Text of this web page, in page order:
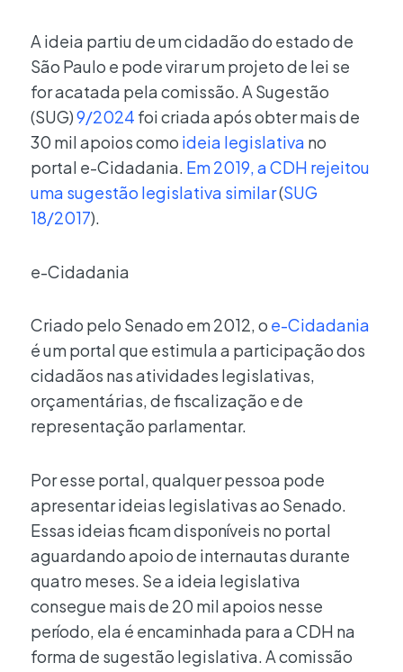
A ideia partiu de um cidadão do estado de
São Paulo e pode virar um projeto de lei se
for acatada pela comissão. A Sugestão
(SUG)9/2024 foi criada após obter mais de
30 mil apoios como ideia legislativa no
portal e-Cidadania. Em 2019, a CDH rejeitou
uma sugestão legislativa similar(SUG
18/2017).
e-Cidadania
Criado pelo Senado em 2012, o e-Cidadania
é um portal que estimula a participação dos
cidadãos nas atividades legislativas,
orçamentárias, de fiscalização e de
representação parlamentar.
Por esse portal, qualquer pessoa pode
apresentar ideias legislativas ao Senado.
Essas ideias ficam disponíveis no portal
aguardando apoio de internautas durante
quatro meses. Se a ideia legislativa
consegue mais de 20 mil apoios nesse
período, ela é encaminhada para a CDH na
forma de sugestão legislativa. A comissão